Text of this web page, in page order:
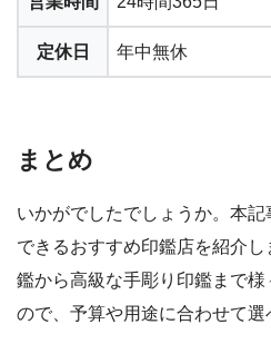
定休日 年中無休
まとめ
いかがでしたでしょうか。本
できるおすすめ印鑑店を紹介
鑑から高級な手彫り印鑑まで
ので、予算や用途に合わせて選